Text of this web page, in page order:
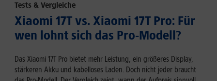
Tests & Vergleiche
Xiaomi 17T vs. Xiaomi 17T Pro: Für
wen lohnt sich das Pro-Modell?
Das Xiaomi 17T Pro bietet mehr Leistung, ein größeres Display,
stärkeren Akku und kabelloses Laden. Doch nicht jeder braucht